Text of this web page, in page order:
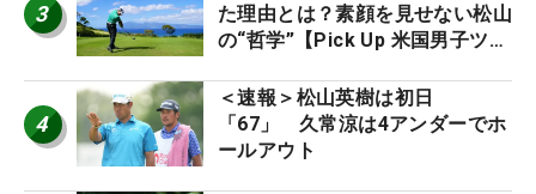
3
た理由とは？素顔を見せない松山
の“哲学”【Pick Up 米国男子ツア
4
＜速報＞松山英樹は初日
「67」 久常涼は4アンダーでホ
ールアウト